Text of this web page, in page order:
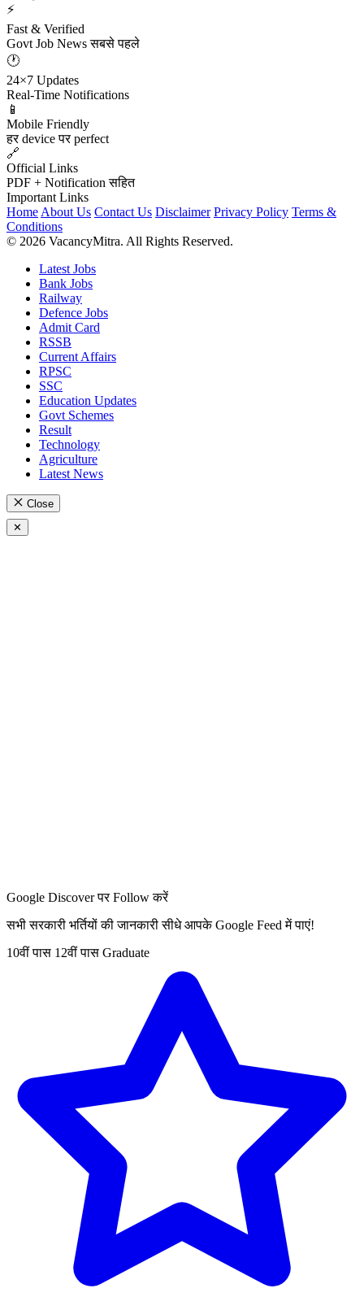
⚡
Fast & Verified
Govt Job News सबसे पहले
🕐
24×7 Updates
Real-Time Notifications
📱
Mobile Friendly
हर device पर perfect
🔗
Official Links
PDF + Notification सहित
Important Links
Home About Us Contact Us Disclaimer Privacy Policy Terms &
Conditions
© 2026 VacancyMitra. All Rights Reserved.
Latest Jobs
Bank Jobs
Railway
Defence Jobs
Admit Card
RSSB
Current Affairs
RPSC
SSC
Education Updates
Govt Schemes
Result
Technology
Agriculture
Latest News
Close
✕
Google Discover पर Follow करें
सभी सरकारी भर्तियों की जानकारी सीधे आपके Google Feed में पाएं!
10वीं पास 12वीं पास Graduate